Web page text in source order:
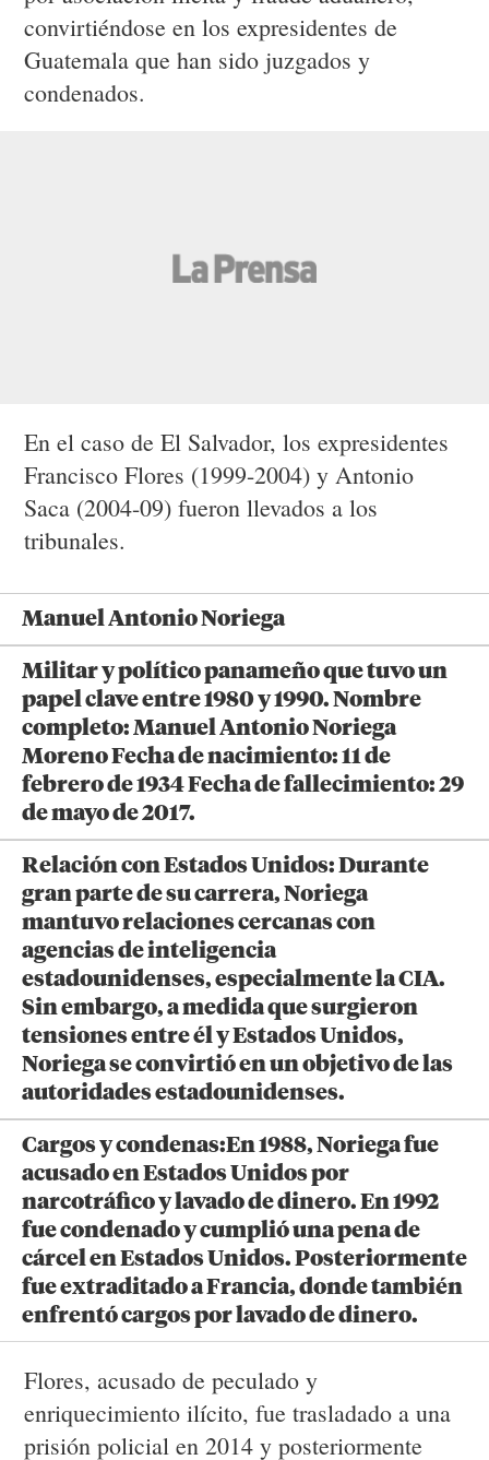
convirtiéndose en los expresidentes de
Guatemala que han sido juzgados y
condenados.
En el caso de El Salvador, los expresidentes
Francisco Flores (1999-2004) y Antonio
Saca (2004-09) fueron llevados a los
tribunales.
Manuel Antonio Noriega
Militar y político panameño que tuvo un
papel clave entre 1980 y 1990. Nombre
completo: Manuel Antonio Noriega
Moreno Fecha de nacimiento: 11 de
febrero de 1934 Fecha de fallecimiento: 29
de mayo de 2017.
Relación con Estados Unidos: Durante
gran parte de su carrera, Noriega
mantuvo relaciones cercanas con
agencias de inteligencia
estadounidenses, especialmente la CIA.
Sin embargo, a medida que surgieron
tensiones entre él y Estados Unidos,
Noriega se convirtió en un objetivo de las
autoridades estadounidenses.
Cargos y condenas:En 1988, Noriega fue
acusado en Estados Unidos por
narcotráfico y lavado de dinero. En 1992
fue condenado y cumplió una pena de
cárcel en Estados Unidos. Posteriormente
fue extraditado a Francia, donde también
enfrentó cargos por lavado de dinero.
Flores, acusado de peculado y
enriquecimiento ilícito, fue trasladado a una
prisión policial en 2014 y posteriormente